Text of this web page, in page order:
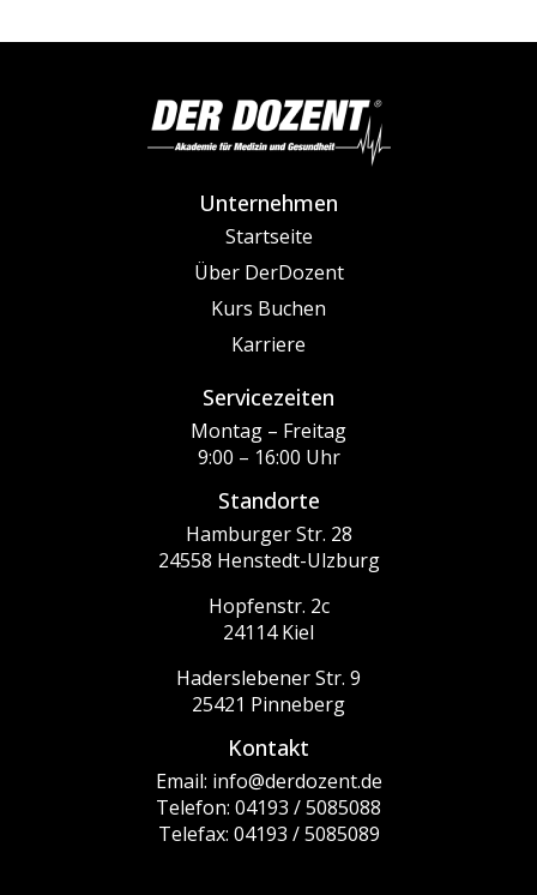
Unternehmen
Startseite
Über DerDozent
Kurs Buchen
Karriere
Servicezeiten
Montag – Freitag
9:00 – 16:00 Uhr
Standorte
Hamburger Str. 28
24558 Henstedt-Ulzburg
Hopfenstr. 2c
24114 Kiel
Haderslebener Str. 9
25421 Pinneberg
Kontakt
Email: info@derdozent.de
Telefon: 04193 / 5085088
Telefax: 04193 / 5085089